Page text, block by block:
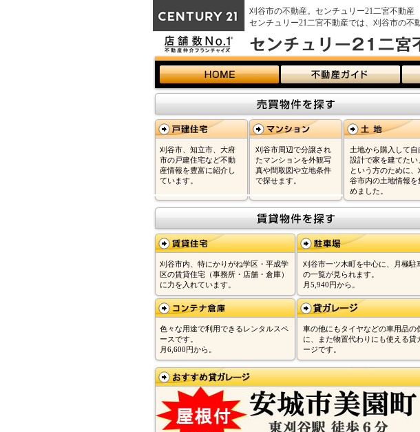
刈谷市の不動産。センチュリー21二宮不動産
センチュリー21二宮不動産では、刈谷市の不
刈谷市、知立市、大府
市の戸建住宅など不動
産情報を豊富に紹介し
ています。
刈谷市周辺で分譲され
たマンションを外観写
真や間取図や立地条件
で探せます。
土地から購入して自
設計で家を建てたい
という方のために、
谷市内の土地情報を
めました。
刈谷市内、特にかりがね学区・平成学
区の賃貸住宅（事務所・店舗・倉庫）
に力を入れています。
刈谷市一ツ木町を中心に、月極駐
の一覧が見られます。
月5,940円から。
色々な用途で利用できるレンタルスペ
ースです。
月6,600円から。
車の他にもタイヤなどの車用品の
に、また物置代わりにも使える貸
ージです。